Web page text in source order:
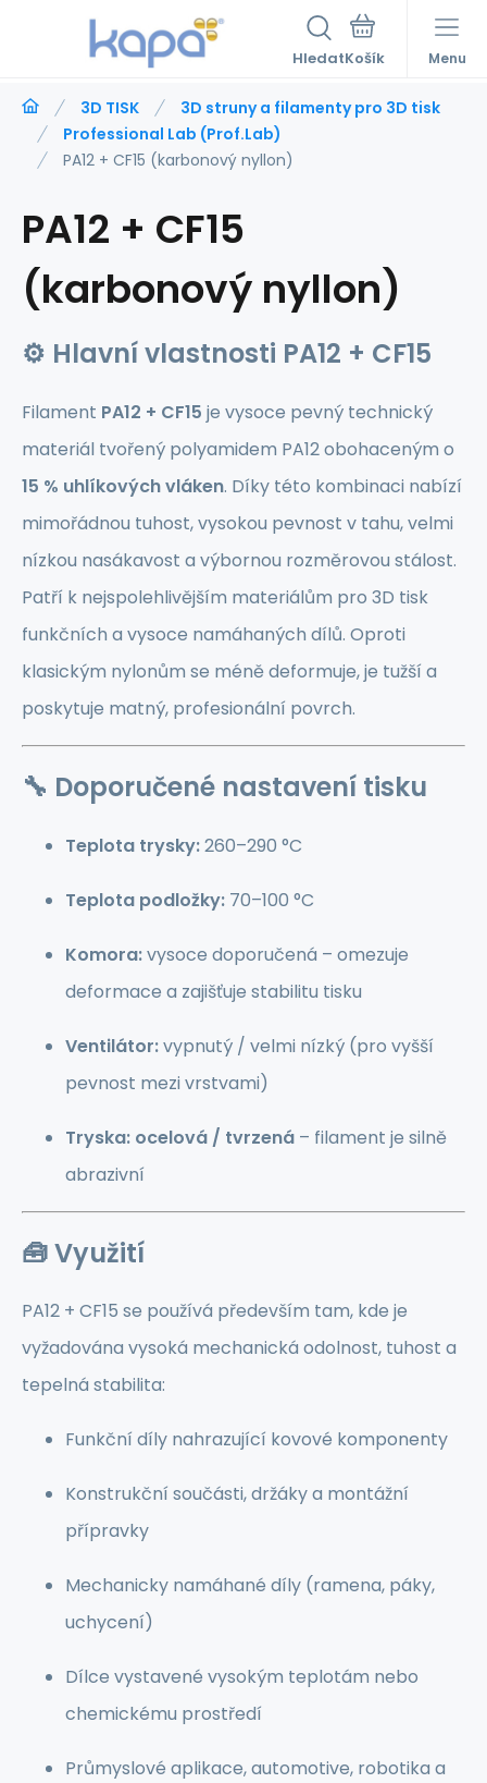
Hledat Menu
3D TISK
3D struny a filamenty pro 3D tisk
Professional Lab (Prof.Lab)
PA12 + CF15 (karbonový nyllon)
PA12 + CF15
(karbonový nyllon)
⚙️ Hlavní vlastnosti PA12 + CF15
Filament PA12 + CF15 je vysoce pevný technický
materiál tvořený polyamidem PA12 obohaceným o
15 % uhlíkových vláken. Díky této kombinaci nabízí
mimořádnou tuhost, vysokou pevnost v tahu, velmi
nízkou nasákavost a výbornou rozměrovou stálost.
Patří k nejspolehlivějším materiálům pro 3D tisk
funkčních a vysoce namáhaných dílů. Oproti
klasickým nylonům se méně deformuje, je tužší a
poskytuje matný, profesionální povrch.
🔧 Doporučené nastavení tisku
Teplota trysky:260–290 °C
Teplota podložky: 70–100 °C
Komora:vysoce doporučená – omezuje
deformace a zajišťuje stabilitu tisku
Ventilátor:vypnutý / velmi nízký (pro vyšší
pevnost mezi vrstvami)
Tryska: ocelová / tvrzená – filament je silně
abrazivní
🧰Využití
PA12 + CF15 se používá především tam, kde je
vyžadována vysoká mechanická odolnost, tuhost a
tepelná stabilita:
Funkční díly nahrazující kovové komponenty
Konstrukční součásti, držáky a montážní
přípravky
Mechanicky namáhané díly (ramena, páky,
uchycení)
Dílce vystavené vysokým teplotám nebo
chemickému prostředí
Průmyslové aplikace, automotive, robotika a